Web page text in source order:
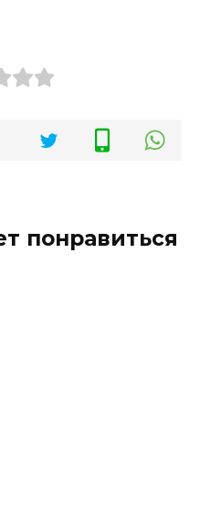
понравиться